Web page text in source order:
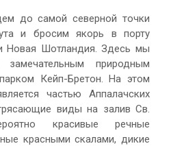
до самой северной точки
и бросим якорь в порту
Новая Шотландия. Здесь мы
природным
Кейп-Бретон. На этом
частью Аппалачских
виды на залив Св.
красивые речные
красными скалами, дикие